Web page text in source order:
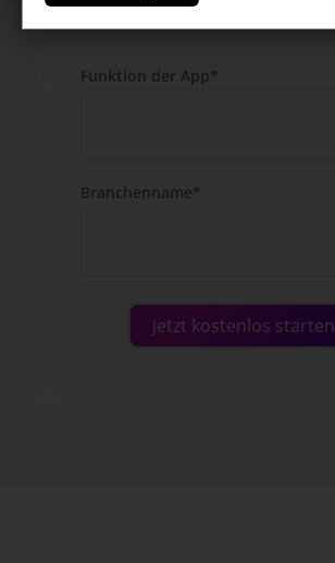
Funktion der App*
Branchenname*
Jetzt kostenlos starten